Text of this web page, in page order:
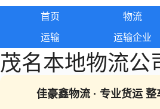
首页 物流
运输 运输企业
茂名本地物流公
佳豪鑫物流 · 专业货运